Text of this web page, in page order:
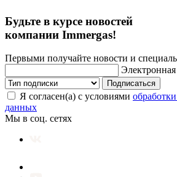
Будьте в курсе новостей
компании Immergas!
Первыми получайте новости и
Подписаться
Я согласен(а) с условиями
данных
Мы в соц. сетях